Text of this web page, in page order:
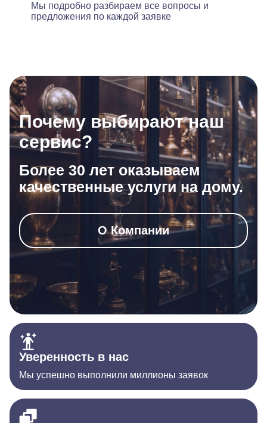
Мы подробно разбираем все вопросы и
предложения по каждой заявке
Почему выбирают наш
сервис?
Более 30 лет оказываем
качественные услуги на дому.
О Компании
Уверенность в нас
Мы успешно выполнили миллионы заявок